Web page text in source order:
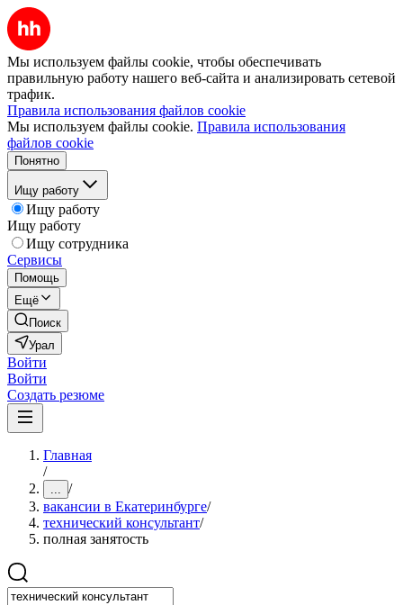
Мы используем файлы cookie, чтобы обеспечивать
правильную работу нашего веб-сайта и анализировать сетевой
трафик.
Правила использования файлов cookie
Мы используем файлы cookie. Правила использования
файлов cookie
Понятно
Ищу работу
Ищу работу
Ищу работу
Ищу сотрудника
Сервисы
Помощь
Ещё
Поиск
Урал
Войти
Войти
Создать резюме
Главная
/
... /
вакансии в Екатеринбурге/
технический консультант/
полная занятость